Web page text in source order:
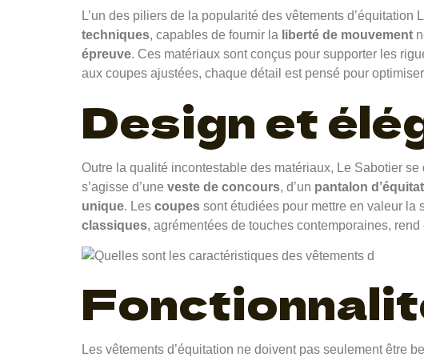
L’un des piliers de la popularité des vêtements
techniques, capables de fournir la liberté de mouvement
épreuve. Ces matériaux sont conçus pour supporter les
aux coupes ajustées, chaque détail est pensé pour
Design et
Outre la qualité incontestable des matériaux, Le Sabotier
s’agisse d’une veste de concours, d’un pantalon
unique. Les coupes sont étudiées pour mettre en valeur la
classiques, agrémentées de touches contemporaines,
Les vêtements d’équitation ne doivent pas seulement être